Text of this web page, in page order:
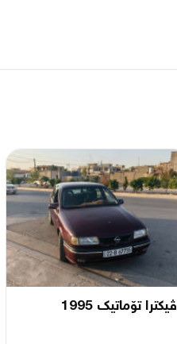
ڤیکترا تۆماتیک 1995